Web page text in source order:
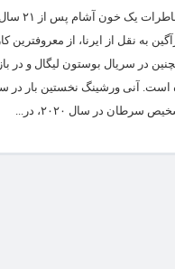
به نقل از ایرنا، از
۲۴ است. او همچنین در سریال بوستون
در سال ۲۰۲۰، در...